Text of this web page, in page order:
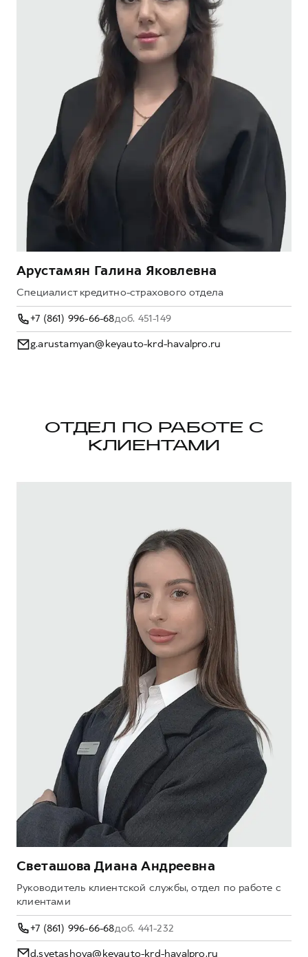
Арустамян Галина Яковлевна
Специалист кредитно-страхового отдела
+7 (861) 996-66-68доб. 451-149
g.arustamyan@keyauto-krd-havalpro.ru
ОТДЕЛ ПО РАБОТЕ С
КЛИЕНТАМИ
Светашова Диана Андреевна
Руководитель клиентской службы, отдел по работе с
клиентами
+7 (861) 996-66-68доб. 441-232
d.svetashova@keyauto-krd-havalpro.ru